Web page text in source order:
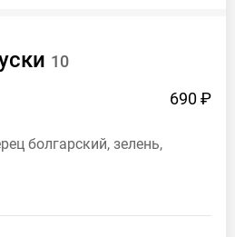
10
690 ₽
болгарский, зелень,